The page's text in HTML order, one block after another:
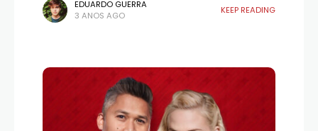
New York Times, recebe seu quinto volume com o
lançamento de "The Reckoning
EDUARDO GUERRA
3 ANOS AGO
KEEP READING